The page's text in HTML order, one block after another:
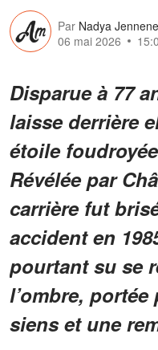
Par Nadya Jennene
06 mai 2026
Disparue à 77
laisse derrière
étoile
Révélée par
carrière fut
accident en
pourtant su se
l’ombre, portée
siens et une